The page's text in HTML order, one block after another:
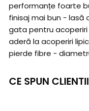
performanțe foarte
finisaj mai bun -
gata pentru acoperiri
aderă la acoperiri
pierde fibre -
CE SPUN CLIENTII